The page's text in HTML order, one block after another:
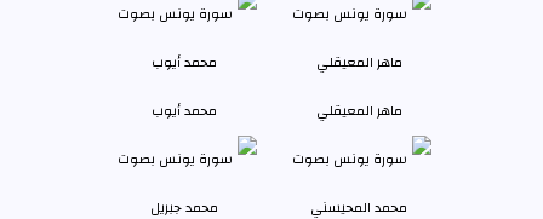
ماهر المعيقلي محمد أيوب